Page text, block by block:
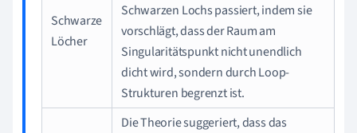
Schwarze
Löcher
Schwarzen Lochs passiert, indem sie
vorschlägt, dass der Raum am
Singularitätspunkt nicht unendlich
dicht wird, sondern durch Loop-
Strukturen begrenzt ist.
Die Theorie suggeriert, dass das